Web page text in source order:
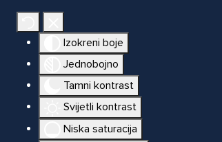
Izokreni boje
Jednobojno
Tamni kontrast
Svijetli kontrast
Niska saturacija